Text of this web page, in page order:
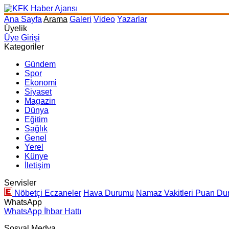
Ana Sayfa Arama Galeri Video Yazarlar
Üyelik
Üye Girişi
Kategoriler
Gündem
Spor
Ekonomi
Siyaset
Magazin
Dünya
Eğitim
Sağlık
Genel
Yerel
Künye
İletişim
Servisler
Nöbetçi Eczaneler Hava Durumu Namaz Vakitleri Puan
WhatsApp
WhatsApp İhbar Hattı